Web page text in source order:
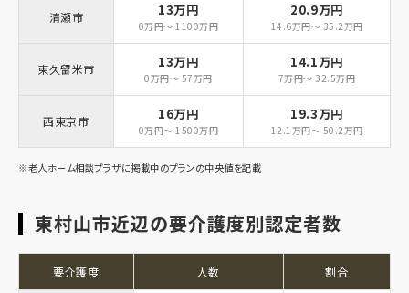
清瀬市 13万円
0万円～ 1100万円
20.9万円
14.6万円～ 35.2万円
東久留米市 13万円
0万円～ 57万円
14.1万円
7万円～ 32.5万円
西東京市 16万円
0万円～ 1500万円
19.3万円
12.1万円～ 50.2万円
※老人ホーム相談プラザに掲載中のプランの中央値を記載
東村山市近辺の要介護度別認定者数
要介護度 人数 割合